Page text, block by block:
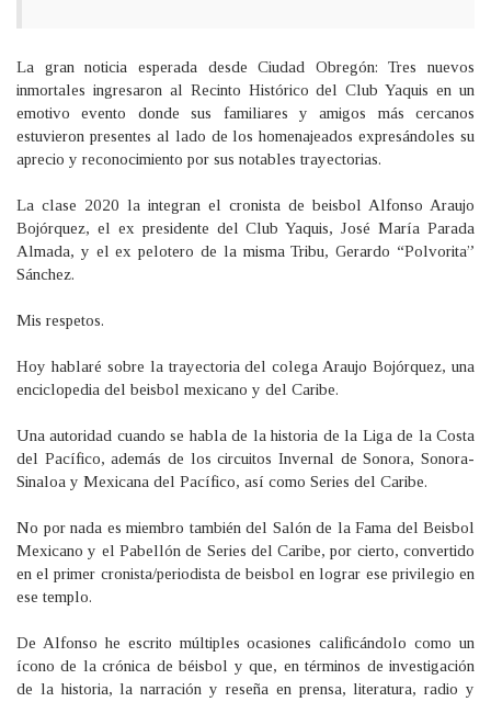
La gran noticia esperada desde Ciudad Obregón: Tres nuevos
inmortales ingresaron al Recinto Histórico del Club Yaquis en un
emotivo evento donde sus familiares y amigos más cercanos
estuvieron presentes al lado de los homenajeados expresándoles su
aprecio y reconocimiento por sus notables trayectorias.
La clase 2020 la integran el cronista de beisbol Alfonso Araujo
Bojórquez, el ex presidente del Club Yaquis, José María Parada
Almada, y el ex pelotero de la misma Tribu, Gerardo “Polvorita”
Sánchez.
Mis respetos.
Hoy hablaré sobre la trayectoria del colega Araujo Bojórquez, una
enciclopedia del beisbol mexicano y del Caribe.
Una autoridad cuando se habla de la historia de la Liga de la Costa
del Pacífico, además de los circuitos Invernal de Sonora, Sonora-
Sinaloa y Mexicana del Pacífico, así como Series del Caribe.
No por nada es miembro también del Salón de la Fama del Beisbol
Mexicano y el Pabellón de Series del Caribe, por cierto, convertido
en el primer cronista/periodista de beisbol en lograr ese privilegio en
ese templo.
De Alfonso he escrito múltiples ocasiones calificándolo como un
ícono de la crónica de béisbol y que, en términos de investigación
de la historia, la narración y reseña en prensa, literatura, radio y